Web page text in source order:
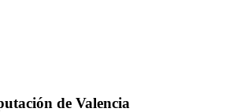
de Valencia